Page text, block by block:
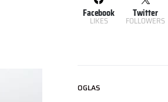
Facebook
LIKES
Twitter
FOLLOWERS
OGLAS